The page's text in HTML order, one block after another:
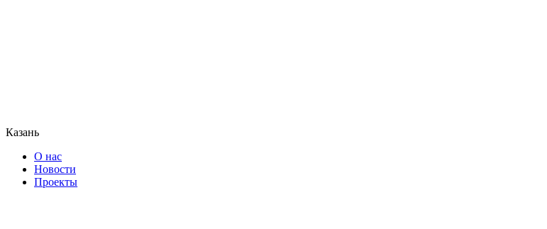
Казань
О нас
Новости
Проекты